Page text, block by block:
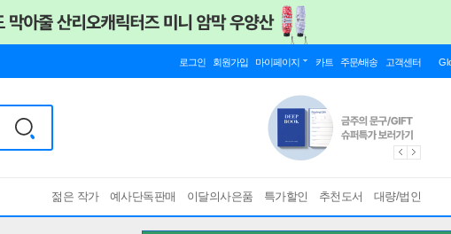
로그인 회원가입 마이페이지 카트 주문/배송 고객센터
젊은 작가 예사단독판매 이달의사은품 특가할인 추천도서 대량/법인